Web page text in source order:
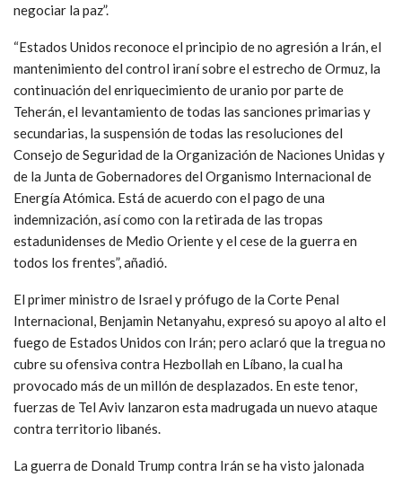
negociar la paz”.
“Estados Unidos reconoce el principio de no agresión a Irán, el
mantenimiento del control iraní sobre el estrecho de Ormuz, la
continuación del enriquecimiento de uranio por parte de
Teherán, el levantamiento de todas las sanciones primarias y
secundarias, la suspensión de todas las resoluciones del
Consejo de Seguridad de la Organización de Naciones Unidas y
de la Junta de Gobernadores del Organismo Internacional de
Energía Atómica. Está de acuerdo con el pago de una
indemnización, así como con la retirada de las tropas
estadunidenses de Medio Oriente y el cese de la guerra en
todos los frentes”, añadió.
El primer ministro de Israel y prófugo de la Corte Penal
Internacional, Benjamin Netanyahu, expresó su apoyo al alto el
fuego de Estados Unidos con Irán; pero aclaró que la tregua no
cubre su ofensiva contra Hezbollah en Líbano, la cual ha
provocado más de un millón de desplazados. En este tenor,
fuerzas de Tel Aviv lanzaron esta madrugada un nuevo ataque
contra territorio libanés.
La guerra de Donald Trump contra Irán se ha visto jalonada